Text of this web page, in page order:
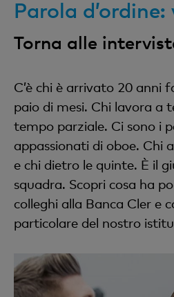
Parola
Torna alle
C’è chi è arrivato 20 anni
paio di mesi. Chi lavora a
tempo parziale. Ci sono i
appassionati di oboe. Chi
e chi dietro le quinte. È il
squadra. Scopri cosa ha
colleghi alla Banca Cler e
particolare del nostro